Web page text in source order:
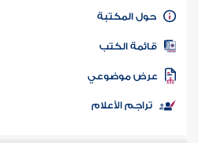
كتاب الأمة
المكتبة
الكتب
موضوعي